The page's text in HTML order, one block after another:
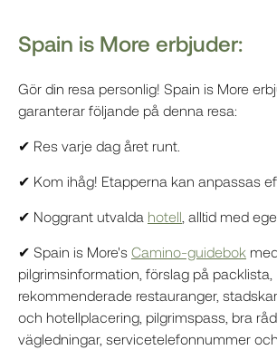
Spain is More erbjuder:
Gör din resa personlig! Spain is More
garanterar följande på denna resa:
✔ Res varje dag året runt.
✔ Kom ihåg! Etapperna kan anpassas
✔ Noggrant utvalda hotell , alltid med
✔ Spain is More's Camino-guidebok
pilgrimsinformation, förslag på packlista,
rekommenderade restauranger,
och hotellplacering, pilgrimspass, bra
vägledningar, servicetelefonnummer